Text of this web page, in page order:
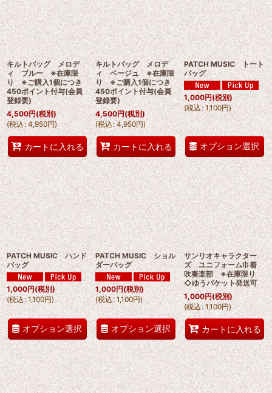
キルトバッグ メロデ
ィ ブルー ※在庫限
り ※ご購入1個につき
450ポイント付与(会員
登録要)
4,500円(税別)
(税込: 4,950円)
カートに入れる
キルトバッグ メロデ
ィ ベージュ ※在庫限
り ※ご購入1個につき
450ポイント付与(会員
登録要)
4,500円(税別)
(税込: 4,950円)
カートに入れる
PATCH MUSIC トート
バッグ
1,000円(税別)
(税込: 1,100円)
オプション選択
PATCH MUSIC ハンド
バッグ
1,000円(税別)
(税込: 1,100円)
オプション選択
PATCH MUSIC ショル
ダーバッグ
1,000円(税別)
(税込: 1,100円)
オプション選択
サンリオキャラクター
ズ ユニフォーム巾着
吹奏楽部 ※在庫限り
◇ゆうパケット発送可
1,000円(税別)
(税込: 1,100円)
カートに入れる